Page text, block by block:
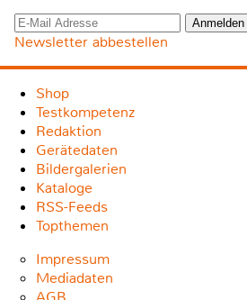
Newsletter abbestellen
Shop
Testkompetenz
Redaktion
Gerätedaten
Bildergalerien
Kataloge
RSS-Feeds
Topthemen
Impressum
Mediadaten